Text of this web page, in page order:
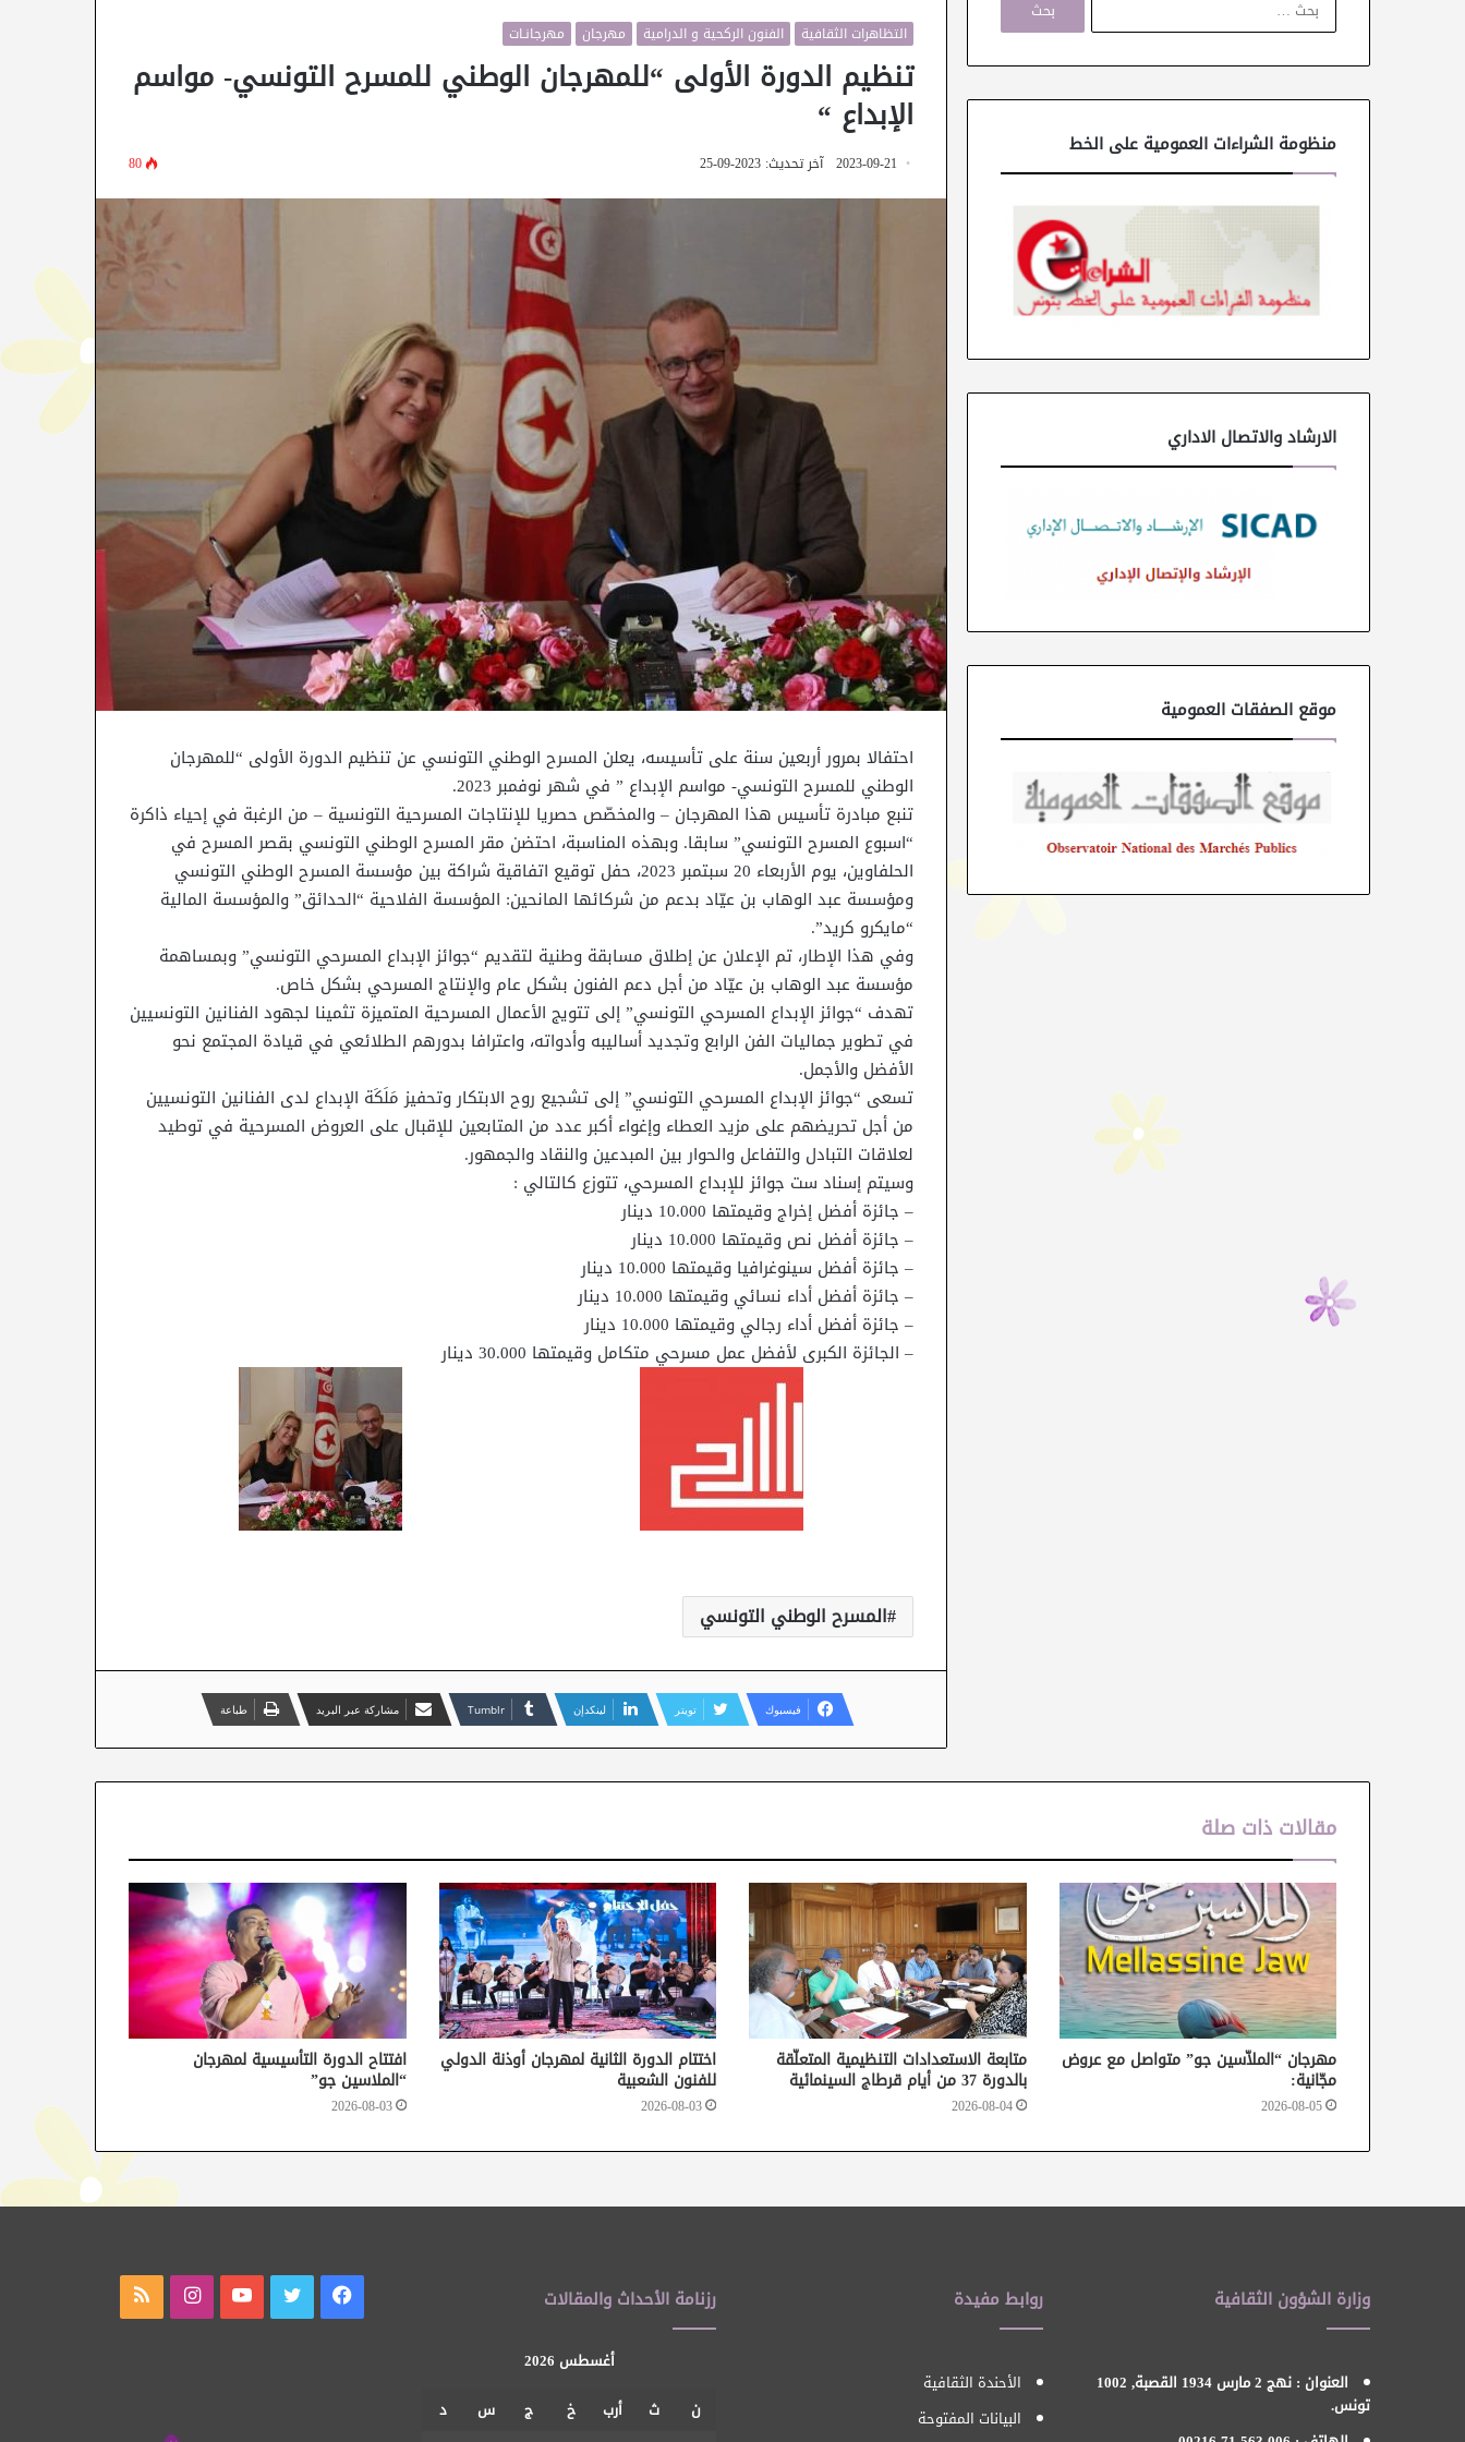
التظاهرات الثقافية الفنون الركحية و الدرامية مهرجان مهرجانـات
تنظيم الدورة الأولى “للمهرجان الوطني للمسرح التونسي- مواسم
الإبداع “
2023-09-21 آخر تحديث: 2023-09-25 80
احتفالا بمرور أربعين سنة على تأسيسه، يعلن المسرح الوطني التونسي عن تنظيم الدورة الأولى “للمهرجان
الوطني للمسرح التونسي- مواسم الإبداع ” في شهر نوفمبر 2023.
تنبع مبادرة تأسيس هذا المهرجان – والمخصّص حصريا للإنتاجات المسرحية التونسية – من الرغبة في إحياء ذاكرة
“اسبوع المسرح التونسي” سابقا. وبهذه المناسبة، احتضن مقر المسرح الوطني التونسي بقصر المسرح في
الحلفاوين، يوم الأربعاء 20 سبتمبر 2023، حفل توقيع اتفاقية شراكة بين مؤسسة المسرح الوطني التونسي
ومؤسسة عبد الوهاب بن عيّاد بدعم من شركائها المانحين: المؤسسة الفلاحية “الحدائق” والمؤسسة المالية
“مايكرو كريد”.
وفي هذا الإطار، تم الإعلان عن إطلاق مسابقة وطنية لتقديم “جوائز الإبداع المسرحي التونسي” وبمساهمة
مؤسسة عبد الوهاب بن عيّاد من أجل دعم الفنون بشكل عام والإنتاج المسرحي بشكل خاص.
تهدف “جوائز الإبداع المسرحي التونسي” إلى تتويج الأعمال المسرحية المتميزة تثمينا لجهود الفنانين التونسيين
في تطوير جماليات الفن الرابع وتجديد أساليبه وأدواته، واعترافا بدورهم الطلائعي في قيادة المجتمع نحو
الأفضل والأجمل.
تسعى “جوائز الإبداع المسرحي التونسي” إلى تشجيع روح الابتكار وتحفيز مَلَكَة الإبداع لدى الفنانين التونسيين
من أجل تحريضهم على مزيد العطاء وإغواء أكبر عدد من المتابعين للإقبال على العروض المسرحية في توطيد
لعلاقات التبادل والتفاعل والحوار بين المبدعين والنقاد والجمهور.
وسيتم إسناد ست جوائز للإبداع المسرحي، تتوزع كالتالي :
– جائزة أفضل إخراج وقيمتها 10.000 دينار
– جائزة أفضل نص وقيمتها 10.000 دينار
– جائزة أفضل سينوغرافيا وقيمتها 10.000 دينار
– جائزة أفضل أداء نسائي وقيمتها 10.000 دينار
– جائزة أفضل أداء رجالي وقيمتها 10.000 دينار
– الجائزة الكبرى لأفضل عمل مسرحي متكامل وقيمتها 30.000 دينار
المسرح الوطني التونسي
فيسبوك تويتر لينكدإن مشاركة عبر البريد طباعة
ح
ن
منظومة الشراءات العمومية على الخط
الارشاد والاتصال الاداري
موقع الصفقات العمومية
مقالات ذات صلة
مهرجان “الملاّسين جو” متواصل مع عروض
مجّانية:
2026-08-05
متابعة الاستعدادات التنظيمية المتعلّقة
بالدورة 37 من أيام قرطاج السينمائية
2026-08-04
اختتام الدورة الثانية لمهرجان أوذنة الدولي
للفنون الشعبية
2026-08-03
افتتاح الدورة التأسيسية لمهرجان
“الملاسين جو”
2026-08-03
وزارة الشؤون الثقافية
العنوان : نهج 2 مارس 1934 القصبة, 1002
تونس.
روابط مفيدة
الأحندة الثقافية
البيانات المفتوحة
رزنامة الأحداث والمقالات
أغسطس 2026
ن
ث أرب خ ج س
د
فيسبوك تويتر يوتيوب انستقرام